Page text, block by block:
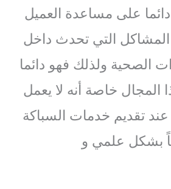
على مساعدة العميل
التي تحدث داخل
الصحية ولذلك فهو دائما
المجال خاصة أنه لا يعمل
تقديم خدمات السباكة
بشكل علمي و